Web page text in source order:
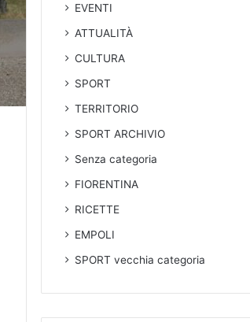
EVENTI
ATTUALITÀ
CULTURA
SPORT
TERRITORIO
SPORT ARCHIVIO
Senza categoria
FIORENTINA
RICETTE
EMPOLI
SPORTvecchia categoria